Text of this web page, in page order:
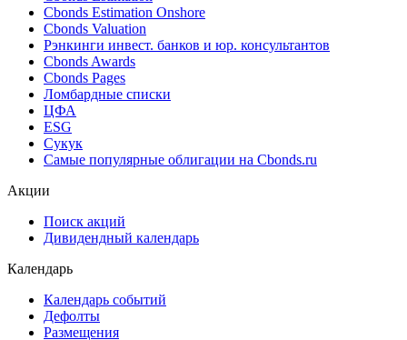
Ближайшие размещения (Россия)
Поиск котировок облигаций
Best bid/ask
Cbonds Estimation
Cbonds Estimation Onshore
Cbonds Valuation
Рэнкинги инвест. банков и юр. консультантов
Cbonds Awards
Cbonds Pages
Ломбардные списки
ESG
Самые популярные облигации на Cbonds.ru
Дивидендный календарь
Календарь